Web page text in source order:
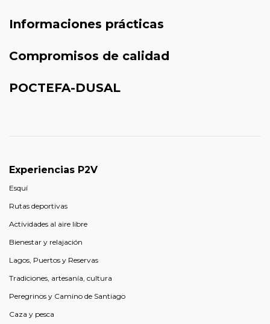
Informaciones prácticas
Compromisos de calidad
POCTEFA-DUSAL
Experiencias P2V
Esquí
Rutas deportivas
Actividades al aire libre
Bienestar y relajación
Lagos, Puertos y Reservas
Tradiciones, artesanía, cultura
Peregrinos y Camino de Santiago
Caza y pesca